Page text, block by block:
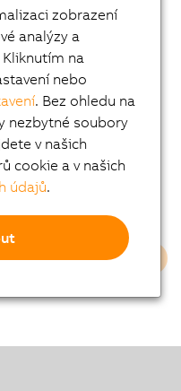
070hh004klmm
070hh007klmm
070hh012klmm
070hh016klmm
070hh025klmm
070hh040klmm
070hh070klmm
090hh003klmm
090hh005klmm
zobrazení
analýzy a
na
nebo
. Bez ohledu na
nezbytné soubory
v našich
cookie a v našich
údajů.